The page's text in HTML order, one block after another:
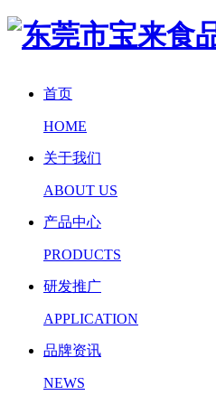
首页
HOME
关于我们
ABOUT US
产品中心
PRODUCTS
研发推广
APPLICATION
品牌资讯
NEWS